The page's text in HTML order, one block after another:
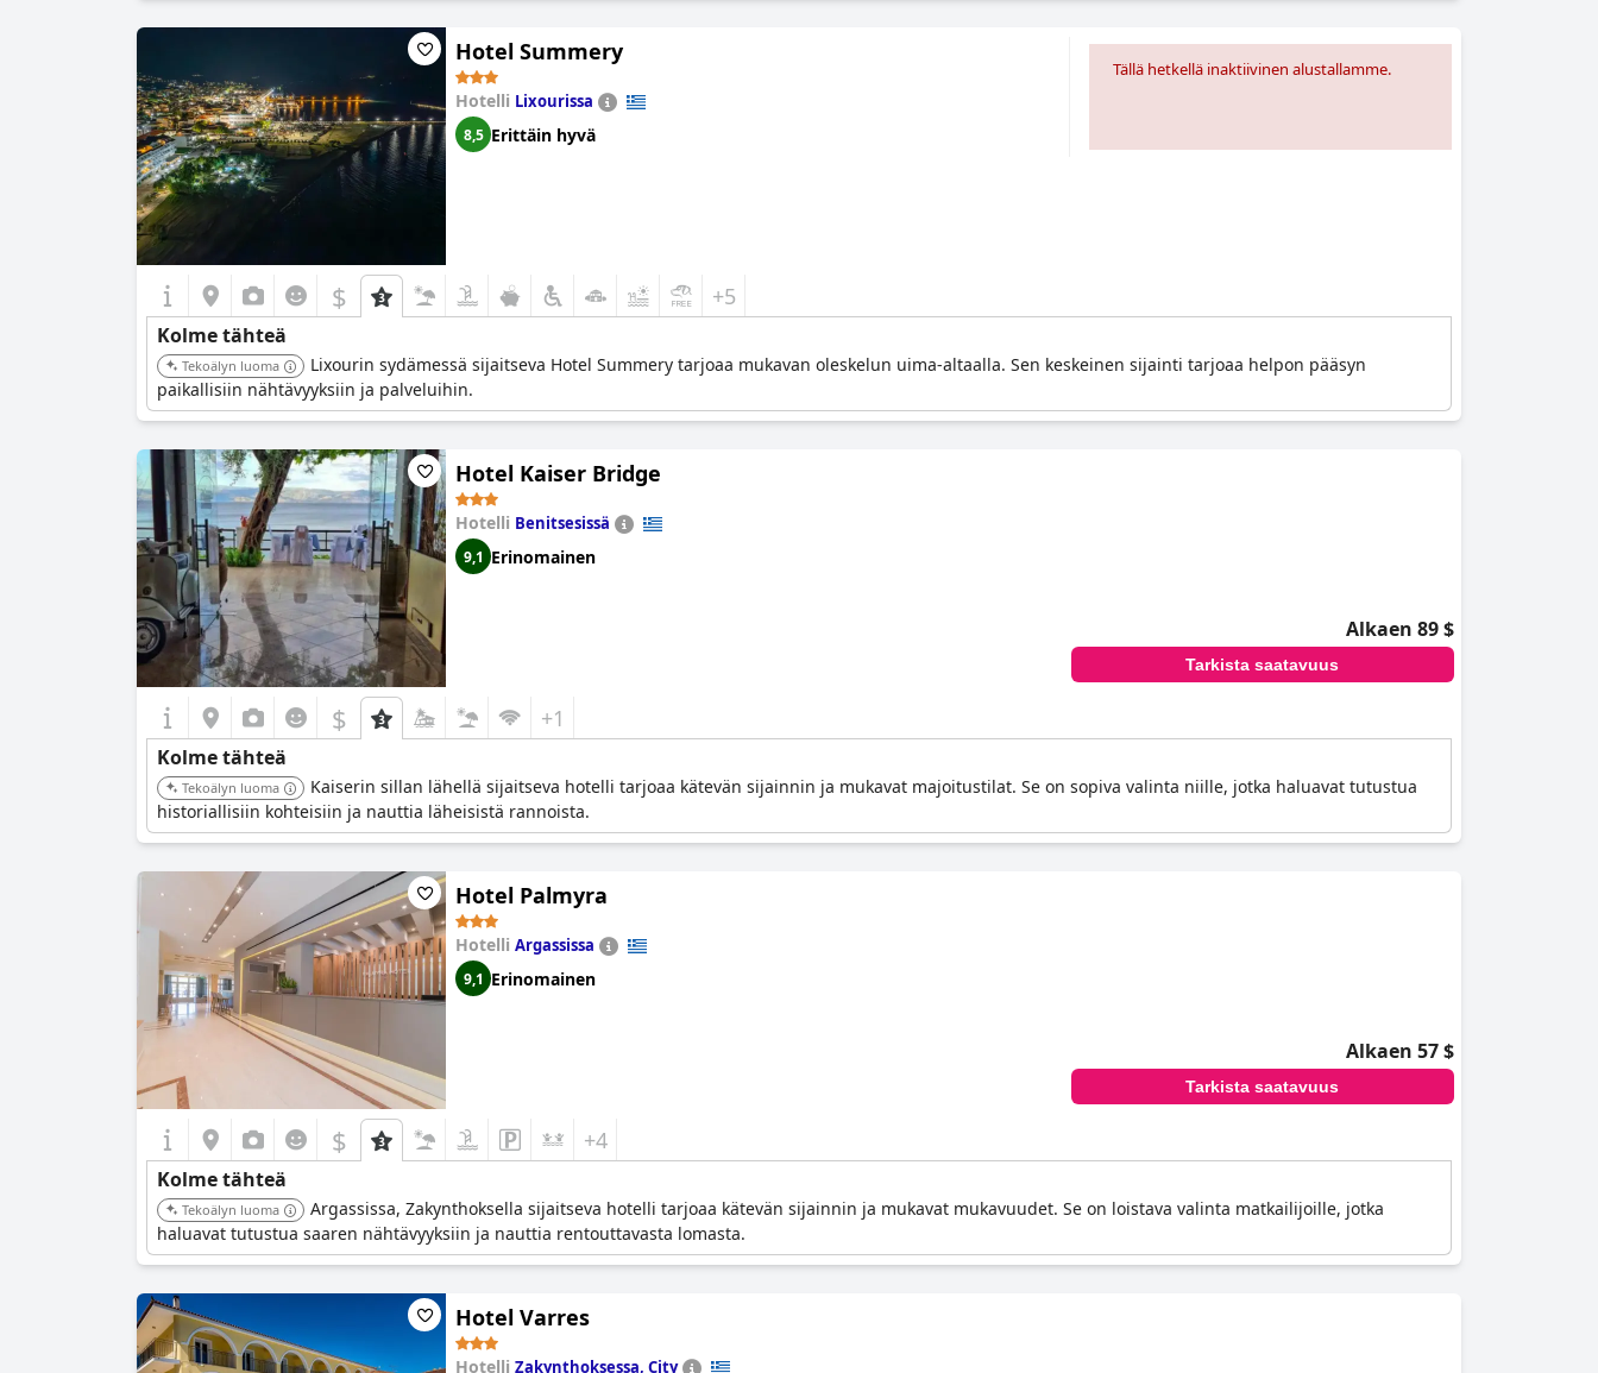
Hotel Summery
Hotelli Lixourissa
8,5 Erittäin hyvä
Tällä hetkellä inaktiivinen alustallamme.
$ +5
Kolme tähteä
Tekoälyn luoma
Lixourin sydämessä sijaitseva Hotel Summery tarjoaa mukavan oleskelun uima-altaalla. Sen keskeinen sijainti tarjoaa helpon pääsyn
paikallisiin nähtävyyksiin ja palveluihin.
Hotel Kaiser Bridge
Hotelli Benitsesissä
9,1 Erinomainen
Alkaen 89 $
Tarkista saatavuus
$ +1
Kolme tähteä
Tekoälyn luoma
Kaiserin sillan lähellä sijaitseva hotelli tarjoaa kätevän sijainnin ja mukavat majoitustilat. Se on sopiva valinta niille, jotka haluavat tutustua
historiallisiin kohteisiin ja nauttia läheisistä rannoista.
Hotel Palmyra
Hotelli Argassissa
9,1 Erinomainen
Alkaen 57 $
Tarkista saatavuus
$ +4
Kolme tähteä
Tekoälyn luoma
Argassissa, Zakynthoksella sijaitseva hotelli tarjoaa kätevän sijainnin ja mukavat mukavuudet. Se on loistava valinta matkailijoille, jotka
haluavat tutustua saaren nähtävyyksiin ja nauttia rentouttavasta lomasta.
Hotel Varres
Hotelli Zakynthoksessa, City